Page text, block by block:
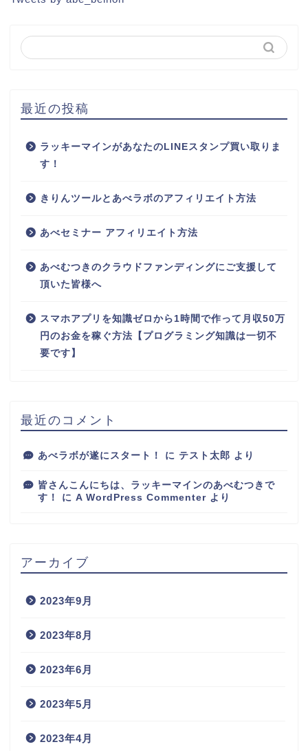
最近の投稿
ラッキーマインがあなたのLINEスタンプ買い取りま
す！
きりんツールとあべラボのアフィリエイト方法
あべセミナー アフィリエイト方法
あべむつきのクラウドファンディングにご支援して
頂いた皆様へ
スマホアプリを知識ゼロから1時間で作って月収50万
円のお金を稼ぐ方法【プログラミング知識は一切不
要です】
最近のコメント
あべラボが遂にスタート！ に テスト太郎 より
皆さんこんにちは、ラッキーマインのあべむつきで
す！
に A WordPress Commenter より
アーカイブ
2023年9月
2023年8月
2023年6月
2023年5月
2023年4月